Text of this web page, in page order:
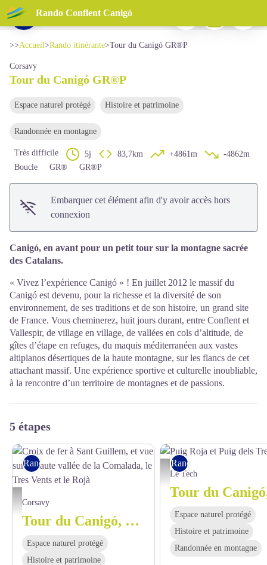
Rando Conflent Canigó
Voir l'image en plein écran
>>Accueil>Rando itinérante>Tour du Canigó GR®P
Corsavy
Tour du Canigó GR®P
Espace naturel protégé Histoire et patrimoine
Randonnée en montagne
Très difficile 5j 83,7km +4861m
-4862m
Boucle
GR® GR®P
Embarquer cet élément afin d'y avoir accès hors
connexion
Canigó, en avant pour un petit tour sur la montagne sacrée
des Catalans.
« Vivez l’expérience Canigó » ! En juillet 2012 le massif du
Canigó est devenu, pour la richesse et la diversité de son
environnement, de ses traditions et de son histoire, un grand site
de France. Vous cheminerez, huit jours durant, entre Conflent et
Vallespir, de village en village, de vallées en cols d’altitude, de
gîtes d’étape en refuges, du maquis méditerranéen aux vastes
altiplanos désertiques de la haute montagne, sur les flancs de cet
attachant massif. Une expérience sportive et culturelle inoubliable,
à la rencontre d’un territoire de montagnes et de passions.
5 étapes
Croix de fer à Sant Guillem, et vue sur la haute vallée de la Comalada, le Tres Vents
Rando itinérante
Corsavy
Tour du Canigó, de Batera à Sant Guillem
Espace naturel protégé
Histoire et patrimoine
Puig Roja et Puig dels Tres Vents
Rando itinérante
Le Tech
Espace naturel protégé
Histoire et patrimoine
Randonnée en montagne